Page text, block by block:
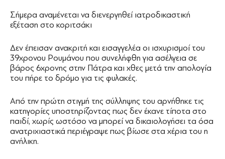
Σήμερα αναμένεται να διενεργηθεί ιατροδικαστική
εξέταση στο κοριτσάκι
Δεν έπεισαν ανακριτή και εισαγγελέα οι ισχυρισμοί του
39χρονου Ρουμάνου που συνελήφθη για ασέλγεια σε
βάρος 6χρονης στην Πάτρα και χθες μετά την απολογία
του πήρε το δρόμο για τις φυλακές.
Από την πρώτη στιγμή της σύλληψης του αρνήθηκε τις
κατηγορίες υποστηρίζοντας πως δεν έκανε τίποτα στο
παιδί, χωρίς ωστόσο να μπορεί να δικαιολογήσει τα όσα
ανατριχιαστικά περιέγραψε πως βίωσε στα χέρια του η
ανήλικη.